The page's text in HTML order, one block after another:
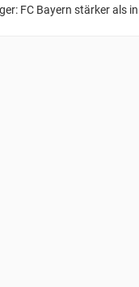
FC Bayern stärker als